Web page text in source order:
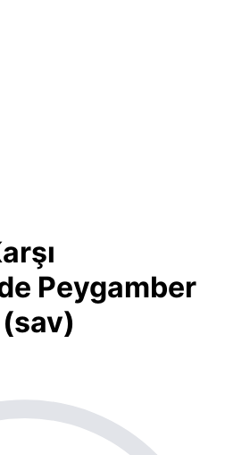
Peygamber